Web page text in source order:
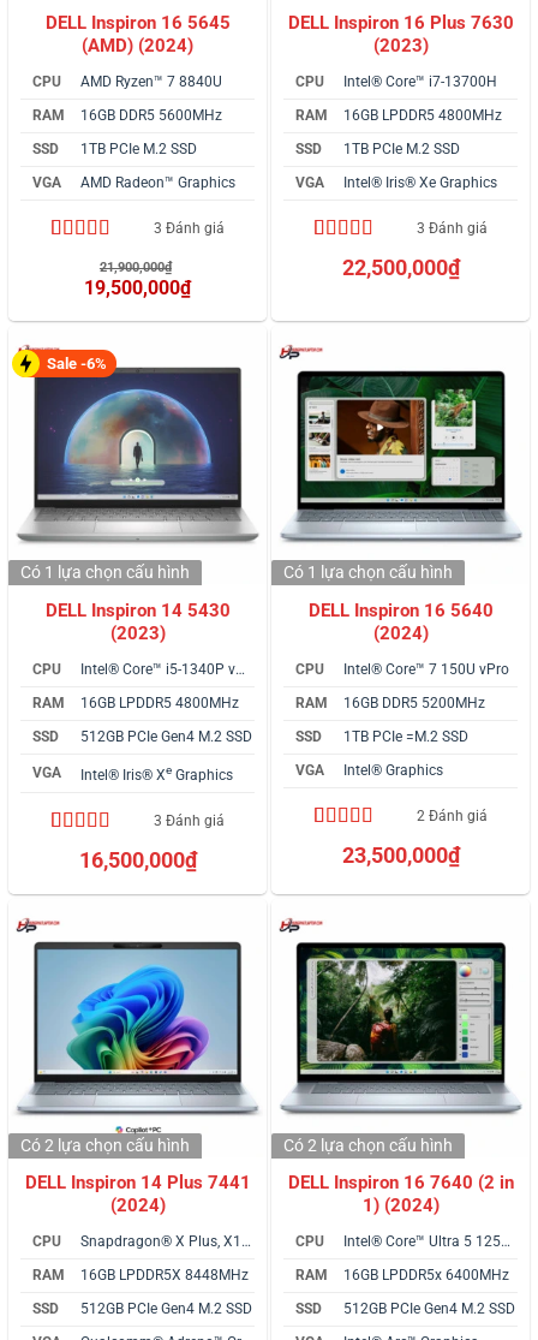
DELL Inspiron 16 5645
(AMD) (2024)
CPU
AMD Ryzen™ 7 8840U
RAM
16GB DDR5 5600MHz
SSD
1TB PCIe M.2 SSD
VGA
AMD Radeon™ Graphics
dựa trên
đánh giá
3 Đánh giá
21,900,000₫
gốc
là:
19,500,000₫
hiện
19,500,000₫.
DELL Inspiron 16 Plus 7630
(2023)
CPU
Intel® Core™ i7-13700H
RAM
16GB LPDDR5 4800MHz
SSD
1TB PCIe M.2 SSD
VGA
Intel® Iris® Xe Graphics
4.67trên 5
dựa trên
3 Đánh giá
22,500,000₫
Sale -6%
DELL Inspiron 14 5430
(2023)
CPU
Intel® Core™ i5-1340P vPro
RAM
16GB LPDDR5 4800MHz
SSD
512GB PCIe Gen4 M.2 SSD
VGA Intel® Iris® Xe Graphics
5.00trên 5
dựa trên
3 Đánh giá
16,500,000₫
Có 1 lựa chọn cấu hình
DELL Inspiron 16 5640
(2024)
CPU
Intel® Core™ 7 150U vPro
RAM
16GB DDR5 5200MHz
SSD
1TB PCIe =M.2 SSD
VGA
Intel® Graphics
5.00trên 5
dựa trên
2 Đánh giá
23,500,000₫
Có 1 lựa chọn cấu hình
DELL Inspiron 14 Plus 7441
(2024)
CPU
Snapdragon® X Plus, X1E-64-100
RAM
16GB LPDDR5X 8448MHz
SSD
512GB PCIe Gen4 M.2 SSD
Có 2 lựa chọn cấu hình
DELL Inspiron 16 7640 (2 in
1) (2024)
CPU
Intel® Core™ Ultra 5 125U vPro
RAM
16GB LPDDR5x 6400MHz
SSD
512GB PCIe Gen4 M.2 SSD
Có 2 lựa chọn cấu hình